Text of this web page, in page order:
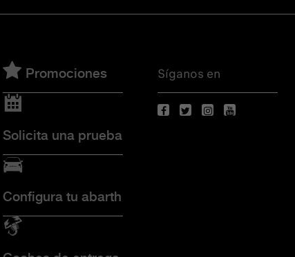
Promociones
Solicita una prueba
Configura tu abarth
Síganos en